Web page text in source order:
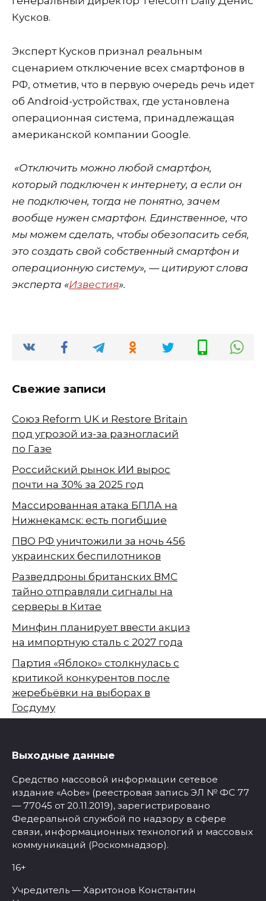
Кусков.
Эксперт Кусков признал реальным
сценарием отключение всех смартфонов в
РФ, отметив, что в первую очередь речь идет
об Android-устройствах, где установлена
операционная система, принадлежащая
американской компании Google.
«Отключить можно любой смартфон,
который подключен к интернету, а если он
не подключен, тогда не понятно, зачем
вообще нужен смартфон. Единственное, что
мы можем сделать, чтобы обезопасить себя,
это создать свой собственный смартфон и
операционную систему», — цитируют слова
эксперта «Известия».
Свежие записи
Союз Reform UK и Restore Britain
под угрозой из-за разногласий
по Газе
Российский рынок ИИ вырос
почти на 30% за 2025 год
Массированная атака БПЛА на
Нижнекамск: есть погибшие
ПВО РФ уничтожили за ночь 456
украинских беспилотников
Разведдроны британских ВМС
тайно отправляли сигналы на
серверы в Китае
Минфин планирует ввести акциз
на импортную сталь с 2027 года
Партия «Яблоко» столкнулась с
критикой конкурентов после
жеребьёвки на выборах в
Госдуму
Выходные данные
Средство массовой информации сетевое
издание «Aobe» (реестровая запись ЭЛ № ФС 77
— 77045 от 20.11.2019), зарегистрировано
Федеральной службой по надзору в сфере
связи, информационных технологий и массовых
коммуникаций (Роскомнадзор).
16+
Учредитель — Харитонов Константин